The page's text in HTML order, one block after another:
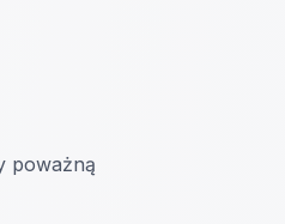
poważną